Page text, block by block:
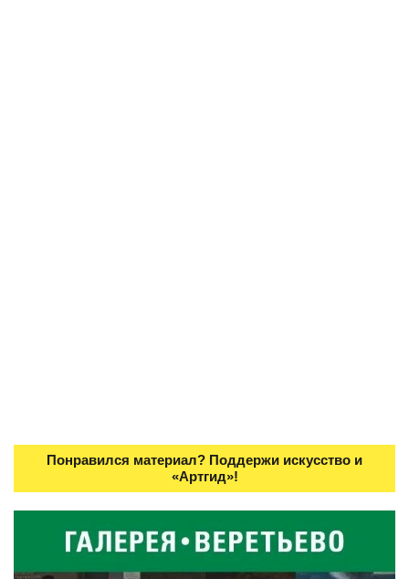
Понравился материал? Поддержи искусство и
«Артгид»!